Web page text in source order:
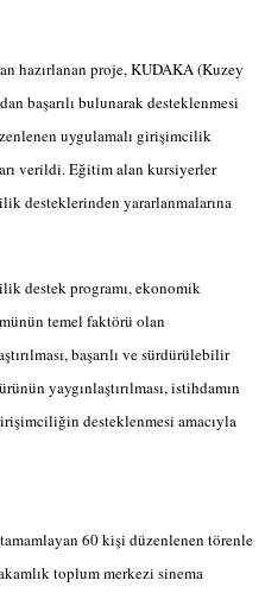
hazırlanan proje, KUDAKA (Kuzey
başarılı bulunarak desteklenmesi
uygulamalı girişimcilik
verildi. Eğitim alan kursiyerler
desteklerinden yararlanmalarına
destek programı, ekonomik
temel faktörü olan
başarılı ve sürdürülebilir
yaygınlaştırılması, istihdamın
desteklenmesi amacıyla
60 kişi düzenlenen törenle
toplum merkezi sinema